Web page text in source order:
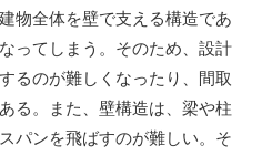
物全体を壁で支える構造であ
ってしまう。そのため、設計
るのが難しくなったり、間取
る。また、壁構造は、梁や柱
パンを飛ばすのが難しい。そ